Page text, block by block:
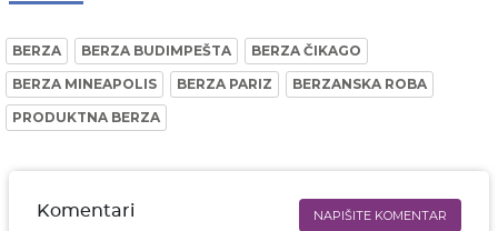
BERZA BERZA BUDIMPEŠTA
BERZA ČIKAGO
BERZA MINEAPOLIS
BERZA PARIZ
BERZANSKA ROBA
PRODUKTNA BERZA
Komentari NAPIŠITE KOMENTAR